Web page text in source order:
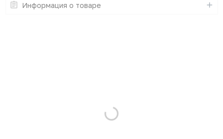
Информация о товаре